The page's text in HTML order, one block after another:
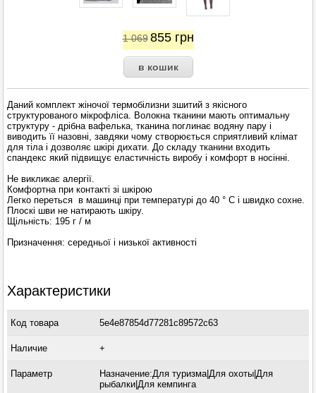
1 069 855 грн
Даний комплект жіночої термобілизни зшитий з якісного
структурованого мікрофліса. Волокна тканини мають оптимальну
структуру - дрібна вафелька, тканина поглинає водяну пару і
виводить її назовні, завдяки чому створюється сприятливий клімат
для тіла і дозволяє шкірі дихати. До складу тканини входить
спандекс який підвищує еластичність виробу і комфорт в носінні.
Не викликає алергії.
Комфортна при контакті зі шкірою
Легко переться в машинці при температурі до 40 ° С і швидко сохне.
Плоскі шви не натирають шкіру.
Щільність: 195 г / м
Призначення: середньої і низької активності
Характеристики
Код товара 5e4e87854d77281c89572c63
Наличие +
Параметр
Назначение:Для туризма|Для охоты|Для
рыбалки|Для кемпинга